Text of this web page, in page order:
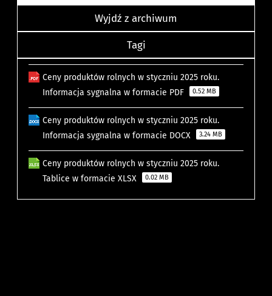
Wyjdź z archiwum
Tagi
Ceny produktów rolnych w styczniu 2025 roku.
Informacja sygnalna w formacie PDF
0.52 MB
Ceny produktów rolnych w styczniu 2025 roku.
Informacja sygnalna w formacie DOCX
3.24 MB
Ceny produktów rolnych w styczniu 2025 roku.
Tablice w formacie XLSX
0.02 MB